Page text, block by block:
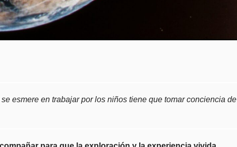
esmere en trabajar por los niños tiene que tomar conciencia de